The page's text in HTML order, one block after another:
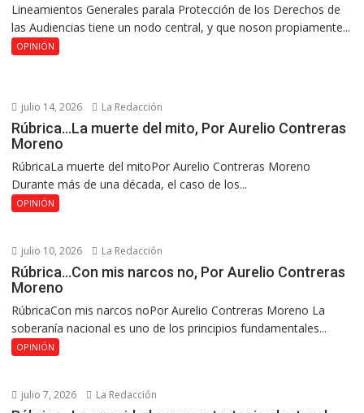
Lineamientos Generales parala Protección de los Derechos de
las Audiencias tiene un nodo central, y que noson propiamente...
OPINIÓN
julio 14, 2026 La Redacción
Rúbrica…La muerte del mito, Por Aurelio Contreras
Moreno
RúbricaLa muerte del mitoPor Aurelio Contreras Moreno
Durante más de una década, el caso de los...
OPINIÓN
julio 10, 2026 La Redacción
Rúbrica…Con mis narcos no, Por Aurelio Contreras
Moreno
RúbricaCon mis narcos noPor Aurelio Contreras Moreno La
soberanía nacional es uno de los principios fundamentales...
OPINIÓN
julio 7, 2026 La Redacción